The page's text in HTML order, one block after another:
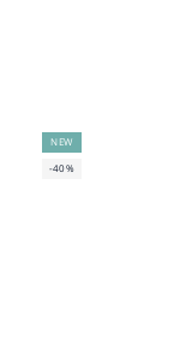
NEW
-40%